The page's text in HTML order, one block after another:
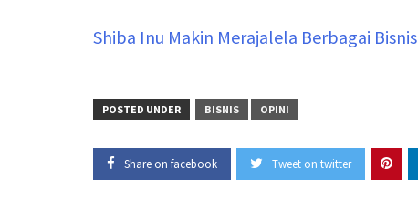
Shiba Inu Makin Merajalela Berbagai Bisnis
POSTED UNDER BISNIS OPINI
Share on facebook Tweet on twitter